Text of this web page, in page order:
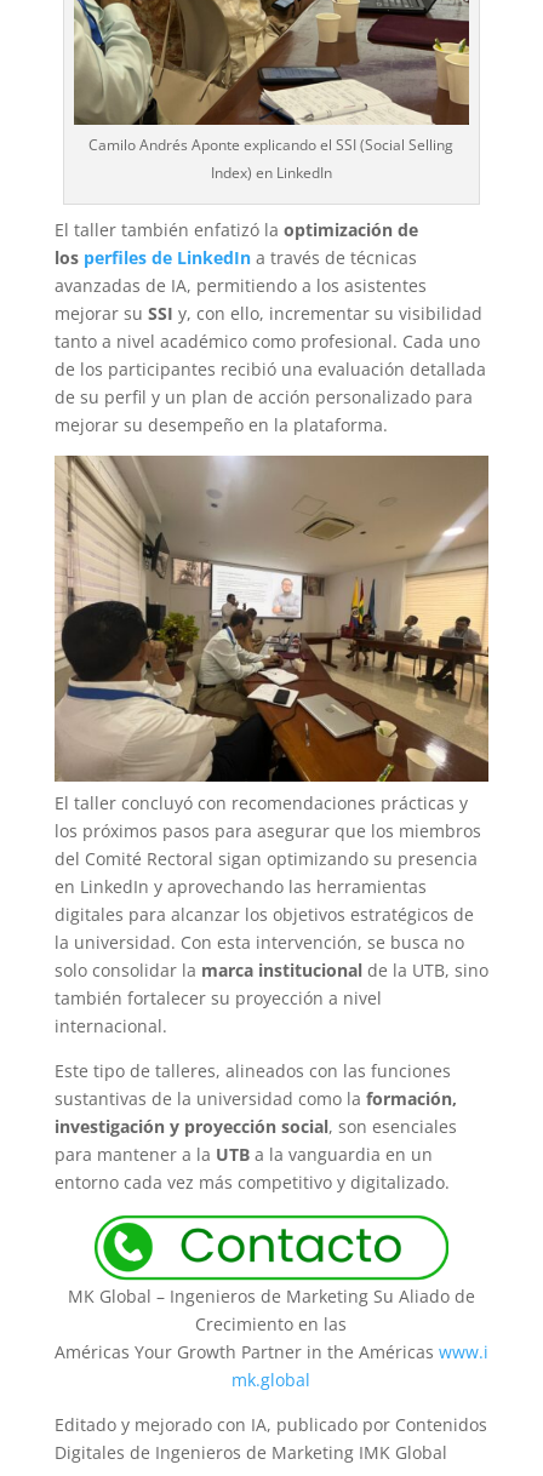
Camilo Andrés Aponte explicando el SSI (Social Selling
Index) en LinkedIn
El taller también enfatizó la optimización de
los perfiles de LinkedIna través de técnicas
avanzadas de IA, permitiendo a los asistentes
mejorar su SSI y, con ello, incrementar su visibilidad
tanto a nivel académico como profesional. Cada uno
de los participantes recibió una evaluación detallada
de su perfil y un plan de acción personalizado para
mejorar su desempeño en la plataforma.
El taller concluyó con recomendaciones prácticas y
los próximos pasos para asegurar que los miembros
del Comité Rectoral sigan optimizando su presencia
en LinkedIn y aprovechando las herramientas
digitales para alcanzar los objetivos estratégicos de
la universidad. Con esta intervención, se busca no
solo consolidar la marca institucionalde la UTB, sino
también fortalecer su proyección a nivel
internacional.
Este tipo de talleres, alineados con las funciones
sustantivas de la universidad como la formación,
investigación y proyección social, son esenciales
para mantener a la UTBa la vanguardia en un
entorno cada vez más competitivo y digitalizado.
MK Global – Ingenieros de Marketing Su Aliado de
Crecimiento en las
Américas Your Growth Partner in the Américas www.i
mk.global
Editado y mejorado con IA, publicado por Contenidos
Digitales de Ingenieros de Marketing IMK Global